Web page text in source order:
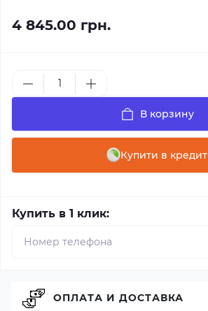
4 845.00 грн.
В корзину
Купити в кредит
Купить в 1 клик:
ОПЛАТА И ДОСТАВКА